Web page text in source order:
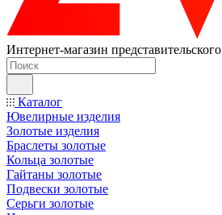
Интернет-магазин представительского
Каталог
Ювелирные изделия
Золотые изделия
Браслеты золотые
Кольца золотые
Гайтаны золотые
Подвески золотые
Серьги золотые